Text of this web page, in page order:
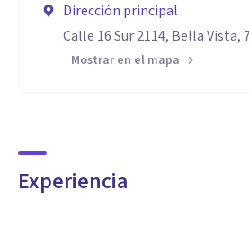
Dirección principal
Calle 16 Sur 2114, Bella Vista,
Mostrar en el mapa
Experiencia